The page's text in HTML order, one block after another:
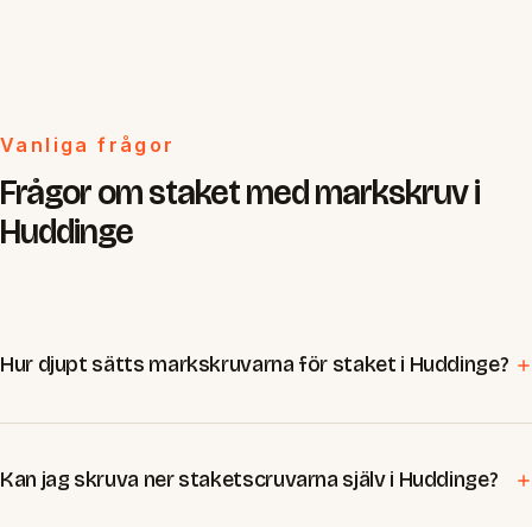
Vanliga frågor
Frågor om staket med markskruv i
Huddinge
Hur djupt sätts markskruvarna för staket i Huddinge?
Kan jag skruva ner staketscruvarna själv i Huddinge?